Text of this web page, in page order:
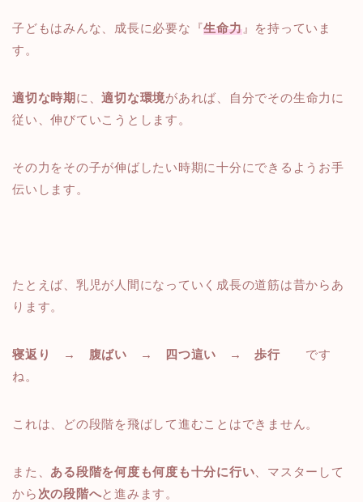
子どもはみんな、成長に必要な『生命力』を持っていま
す。
適切な時期 に、適切な環境があれば、自分でその生命力に
従い、伸びていこうとします。
その力をその子が伸ばしたい時期に十分にできるようお手
伝いします。
たとえば、乳児が人間になっていく成長の道筋は昔からあ
ります。
寝返り → 腹ばい → 四つ這い → 歩行 です
ね。
これは、どの段階を飛ばして進むことはできません。
また、 ある段階を何度も何度も十分に行い 、マスターして
から 次の段階へと進みます。